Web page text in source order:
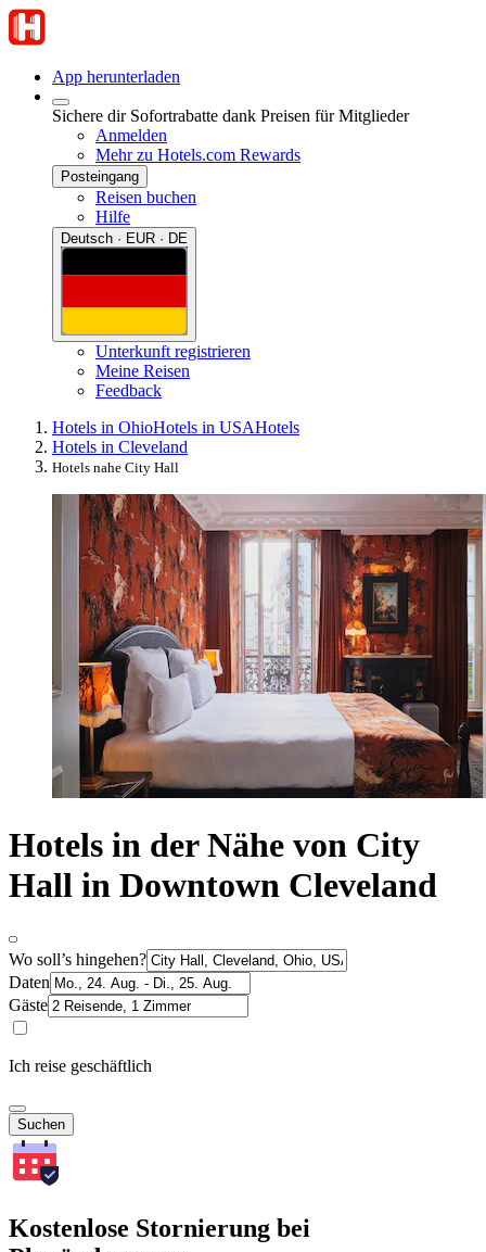
App herunterladen
Sichere dir Sofortrabatte dank Preisen für Mitglieder
Anmelden
Mehr zu Hotels.com Rewards
Posteingang
Reisen buchen
Hilfe
Deutsch · EUR · DE
Unterkunft registrieren
Meine Reisen
Feedback
Hotels in OhioHotels in USAHotels
Hotels in Cleveland
Hotels nahe City Hall
Hotels in der Nähe von City
Hall in Downtown Cleveland
Wo soll’s hingehen?
Daten
Gäste
Ich reise geschäftlich
Suchen
Kostenlose Stornierung bei